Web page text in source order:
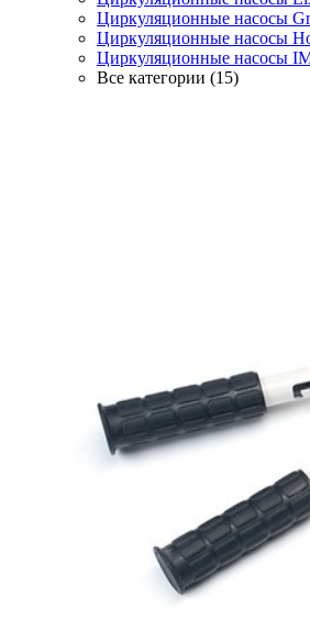
Циркуляционные насосы
Циркуляционные насосы
Циркуляционные насосы
Все категории (15)